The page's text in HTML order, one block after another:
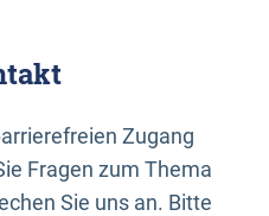
Zugang
Fragen zum Thema
Sie uns an. Bitte